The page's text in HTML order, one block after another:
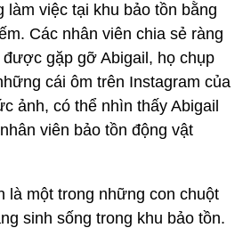
làm việc tại khu bảo tồn bằng
Các nhân viên chia sẻ ràng
gặp gỡ Abigail, họ chụp
cái ôm trên Instagram của
ảnh, có thể nhìn thấy Abigail
viên bảo tồn động vật
là một trong những con chuột
sinh sống trong khu bảo tồn.